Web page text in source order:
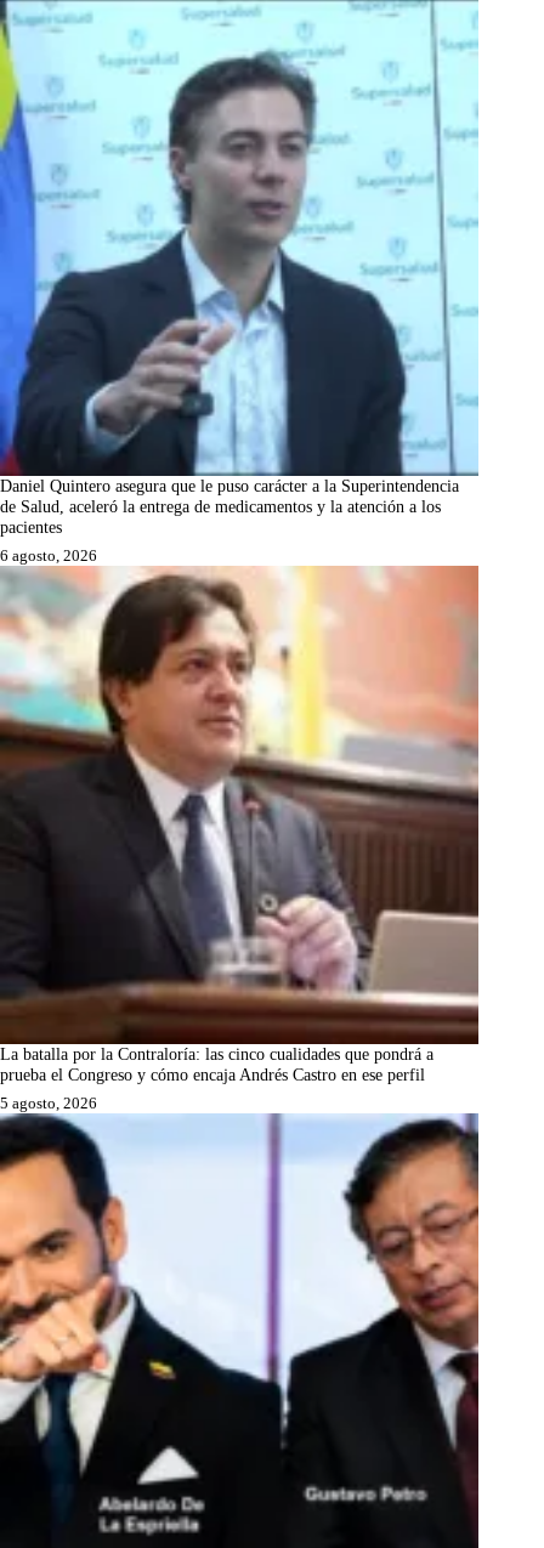
Daniel Quintero asegura que le puso carácter a la Superintendencia
de Salud, aceleró la entrega de medicamentos y la atención a los
pacientes
6 agosto, 2026
La batalla por la Contraloría: las cinco cualidades que pondrá a
prueba el Congreso y cómo encaja Andrés Castro en ese perfil
5 agosto, 2026